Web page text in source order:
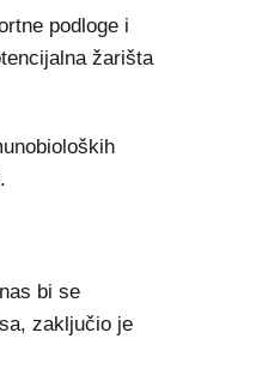
podloge i
žarišta
bi se
zaključio je